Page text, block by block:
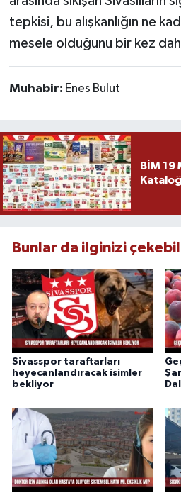
tepkisi, bu alışkanlığın ne
mesele olduğunu bir kez
Muhabir: Enes Bulut
BİM 19
Bunlar da ilginizi
Sivasspor taraftarları
heyecanlandıracak isimler
bekliyor